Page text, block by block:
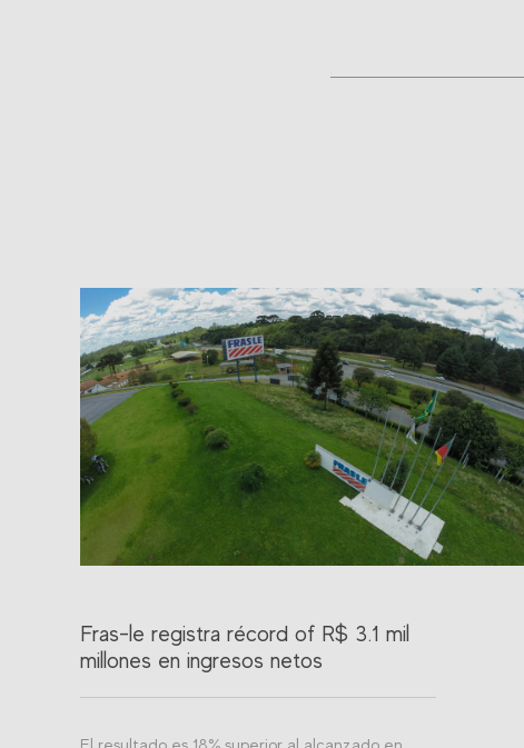
Fras-le registra récord of R$ 3.1 mil
millones en ingresos netos
El resultado es 18% superior al alcanzado en